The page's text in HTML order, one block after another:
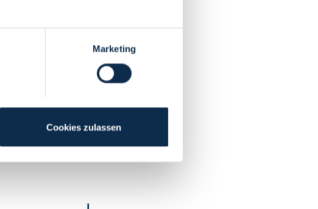
Marketing
Cookies zulassen